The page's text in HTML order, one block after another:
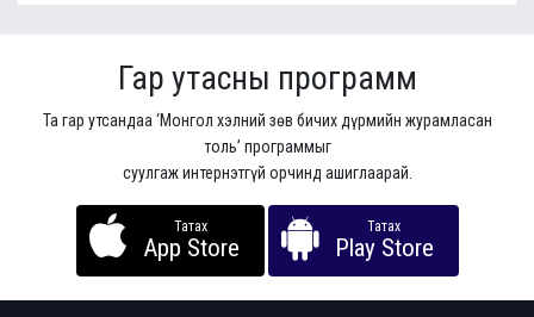
Гар утасны программ
Та гар утсандаа ‘Монгол хэлний зөв бичих дүрмийн журамласан
толь’ программыг
суулгаж интернэтгүй орчинд ашиглаарай.
Татах
App Store
Татах
Play Store